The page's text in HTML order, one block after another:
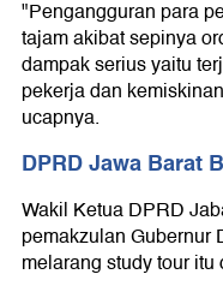
"Pengangguran para
tajam akibat sepinya
dampak serius yaitu
pekerja dan
ucapnya.
DPRD Jawa Barat
Wakil Ketua DPRD
pemakzulan Gubernur
melarang study tour